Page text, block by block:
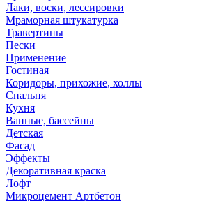
Лаки, воски, лессировки
Мраморная штукатурка
Травертины
Пески
Применение
Гостиная
Коридоры, прихожие, холлы
Спальня
Кухня
Ванные, бассейны
Детская
Фасад
Эффекты
Декоративная краска
Лофт
Микроцемент Артбетон